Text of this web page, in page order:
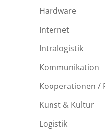
Hardware
Internet
Intralogistik
Kommunikation
Kooperationen /
Kunst & Kultur
Logistik